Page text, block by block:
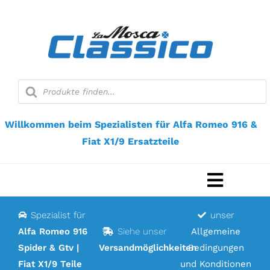
Suche
nach
Produkten
Willkommen beim Spezialisten für Alfa Romeo 916 &
Fiat X1/9 Ersatzteile
Webshop
Spezialist für
Alfa Romeo 916
Spider & Gtv |
Fiat X1/9 Teile
Siehe unser
Versandmöglichkeiten
unser
Allgemeine
Bedingungen
und Konditionen